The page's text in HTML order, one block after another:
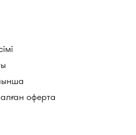
оферта